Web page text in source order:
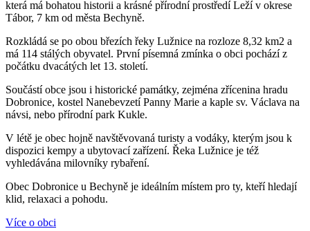
která má bohatou historii a krásné přírodní prostředí Leží v okrese
Tábor, 7 km od města Bechyně.
Rozkládá se po obou březích řeky Lužnice na rozloze 8,32 km2 a
má 114 stálých obyvatel. První písemná zmínka o obci pochází z
počátku dvacátých let 13. století.
Součástí obce jsou i historické památky, zejména zřícenina hradu
Dobronice, kostel Nanebevzetí Panny Marie a kaple sv. Václava na
návsi, nebo přírodní park Kukle.
V létě je obec hojně navštěvovaná turisty a vodáky, kterým jsou k
dispozici kempy a ubytovací zařízení. Řeka Lužnice je též
vyhledávána milovníky rybaření.
Obec Dobronice u Bechyně je ideálním místem pro ty, kteří hledají
klid, relaxaci a pohodu.
Více o obci